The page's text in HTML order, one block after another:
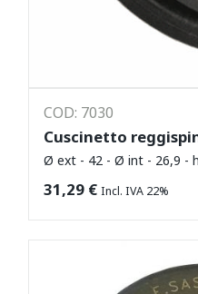
COD: 7030
Cuscinetto
Ø ext - 42 - Ø int - 26,9 -
31,29 € Incl. IVA 22%